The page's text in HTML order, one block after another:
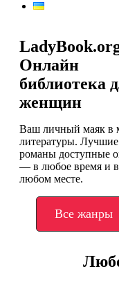
Онлайн
библиотека
женщин
Ваш личный маяк в
литературы. Лучшие
романы доступные
— в любое время и в
любом месте.
Все жанры